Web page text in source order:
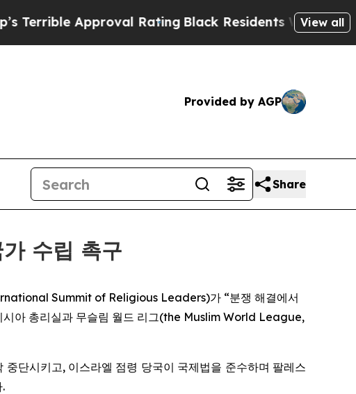
Approval RatingBlack Residents Warned ofView all
Provided by AGP
Share
수립 촉구
Summit of Religious Leaders)가 “분쟁 해결에서
시아 총리실과 무슬림 월드 리그(the Muslim World League,
단시키고, 이스라엘 점령 당국이 국제법을 준수하며 팔레스